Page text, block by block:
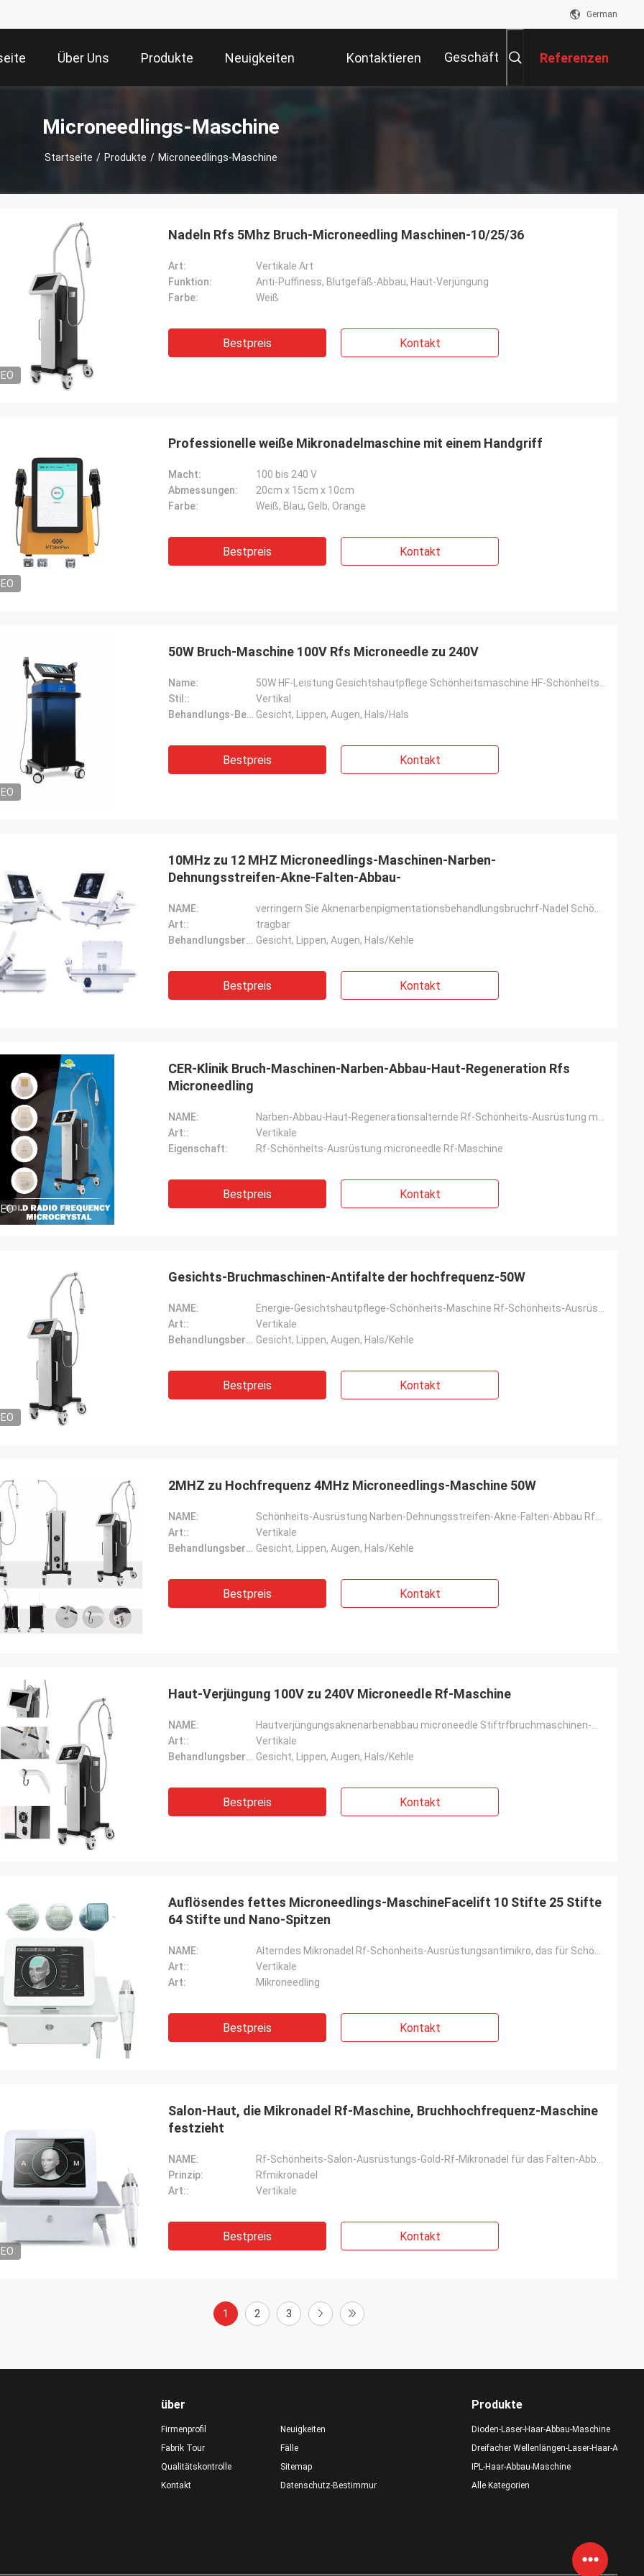
German
Über Uns Produkte Neuigkeiten Kontaktieren Geschäft Referenzen
Microneedlings-Maschine
Startseite / Produkte / Microneedlings-Maschine
Nadeln Rfs 5Mhz Bruch-Microneedling Maschinen-10/25/36
Art:
Vertikale Art
Funktion:
Anti-Puffiness, Blutgefäß-Abbau, Haut-Verjüngung
Farbe:
Weiß
Bestpreis Kontakt
Professionelle weiße Mikronadelmaschine mit einem Handgriff
Macht:
100 bis 240 V
Abmessungen:
20cm x 15cm x 10cm
Farbe:
Weiß, Blau, Gelb, Orange
Bestpreis Kontakt
50W Bruch-Maschine 100V Rfs Microneedle zu 240V
Name:
Stil::
Vertikal
Behandlungs-Bereich:: Gesicht, Lippen, Augen, Hals/Hals
Bestpreis Kontakt
10MHz zu 12 MHZ Microneedlings-Maschinen-Narben-
Dehnungsstreifen-Akne-Falten-Abbau-
NAME:
Art::
tragbar
Behandlungsbereich:: Gesicht, Lippen, Augen, Hals/Kehle
Bestpreis Kontakt
CER-Klinik Bruch-Maschinen-Narben-Abbau-Haut-Regeneration Rfs
Microneedling
NAME:
Art::
Vertikale
Eigenschaft:
Rf-Schönheits-Ausrüstung microneedle Rf-Maschine
Bestpreis Kontakt
Gesichts-Bruchmaschinen-Antifalte der hochfrequenz-50W
NAME:
Art::
Vertikale
Behandlungsbereich:: Gesicht, Lippen, Augen, Hals/Kehle
Bestpreis Kontakt
2MHZ zu Hochfrequenz 4MHz Microneedlings-Maschine 50W
NAME:
Art::
Vertikale
Behandlungsbereich:: Gesicht, Lippen, Augen, Hals/Kehle
Bestpreis Kontakt
Haut-Verjüngung 100V zu 240V Microneedle Rf-Maschine
NAME:
Art::
Vertikale
Behandlungsbereich:: Gesicht, Lippen, Augen, Hals/Kehle
Bestpreis Kontakt
Auflösendes fettes Microneedlings-MaschineFacelift 10 Stifte 25 Stifte
64 Stifte und Nano-Spitzen
NAME:
Art::
Vertikale
Art:
Mikroneedling
Bestpreis Kontakt
Salon-Haut, die Mikronadel Rf-Maschine, Bruchhochfrequenz-Maschine
festzieht
NAME:
Prinzip:
Rfmikronadel
Art::
Vertikale
Bestpreis Kontakt
1 2 3
über
Firmenprofil
Fabrik Tour
Qualitätskontrolle
Kontakt
Neuigkeiten
Fälle
Sitemap
Datenschutz-Bestimmungen
Produkte
Dioden-Laser-Haar-Abbau-Maschine
Dreifacher Wellenlängen-Laser-Haar-Abbau
IPL-Haar-Abbau-Maschine
Alle Kategorien